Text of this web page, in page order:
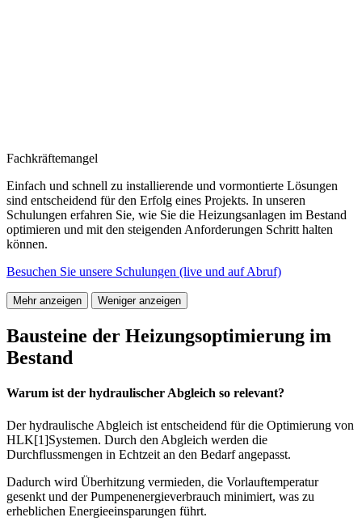
Fachkräftemangel
Einfach und schnell zu installierende und vormontierte Lösungen
sind entscheidend für den Erfolg eines Projekts. In unseren
Schulungen erfahren Sie, wie Sie die Heizungsanlagen im Bestand
optimieren und mit den steigenden Anforderungen Schritt halten
können.
Besuchen Sie unsere Schulungen (live und auf Abruf)
Mehr anzeigen Weniger anzeigen
Bausteine der Heizungsoptimierung im
Bestand
Warum ist der hydraulischer Abgleich so relevant?
Der hydraulische Abgleich ist entscheidend für die Optimierung von
HLK[1]Systemen. Durch den Abgleich werden die
Durchflussmengen in Echtzeit an den Bedarf angepasst.
Dadurch wird Überhitzung vermieden, die Vorlauftemperatur
gesenkt und der Pumpenenergieverbrauch minimiert, was zu
erheblichen Energieeinsparungen führt.